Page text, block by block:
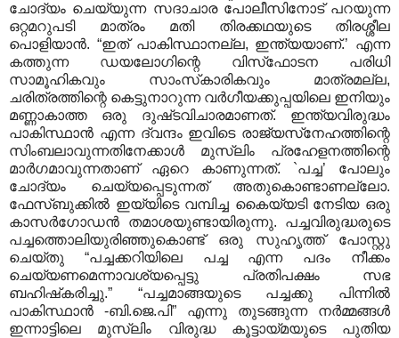
ചോദ്യം ചെയ്യുന്ന സദാചാര പോലീസിനോട്‌ പറയുന്ന
ഒറ്റമറുപടി മാത്രം മതി തിരക്കഥയുടെ തിരശ്ശീല
പൊളിയാന്‍. “ഇത്‌ പാകിസ്ഥാനല്ല, ഇന്ത്യയാണ്‌.’ എന്ന
കത്തുന്ന ഡയലോഗിന്റെ വിസ്‌ഫോടന പരിധി
സാമൂഹികവും സാംസ്‌കാരികവും മാത്രമല്ല,
ചരിത്രത്തിന്റെ കെട്ടുനാറുന്ന വര്‍ഗീയക്കുപ്പയിലെ ഇനിയും
മണ്ണാകാത്ത ഒരു ദുഷ്‌ടവിചാരമാണത്‌. ഇന്ത്യവിരുദ്ധം
പാകിസ്ഥാന്‍ എന്ന ദ്വന്ദം ഇവിടെ രാജ്യസ്‌നേഹത്തിന്റെ
സിംബലാവുന്നതിനേക്കാള്‍ മുസ്‌ലിം പ്രഹേളനത്തിന്റെ
മാര്‍ഗമാവുന്നതാണ്‌ ഏറെ കാണുന്നത്‌. `പച്ച’ പോലും
ചോദ്യം ചെയ്യപ്പെടുന്നത്‌ അതുകൊണ്ടാണല്ലോ.
ഫേസ്‌ബുക്കില്‍ ഇയ്യിടെ വമ്പിച്ച കൈയ്യടി നേടിയ ഒരു
കാസര്‍ഗോഡന്‍ തമാശയുണ്ടായിരുന്നു. പച്ചവിരുദ്ധരുടെ
പച്ചത്തൊലിയുരിഞ്ഞുകൊണ്ട്‌ ഒരു സുഹൃത്ത്‌ പോസ്റ്റു
ചെയ്‌തു “പച്ചക്കറിയിലെ പച്ച എന്ന പദം നീക്കം
ചെയ്യണമെന്നാവശ്യപ്പെട്ടു പ്രതിപക്ഷം സഭ
ബഹിഷ്‌കരിച്ചു.” “പച്ചമാങ്ങയുടെ പച്ചക്കു പിന്നില്‍
പാകിസ്ഥാന്‍ -ബി.ജെ.പി” എന്നു തുടങ്ങുന്ന നര്‍മ്മങ്ങള്‍
ഇന്നാട്ടിലെ മുസ്‌ലിം വിരുദ്ധ കൂട്ടായ്‌മയുടെ പുതിയ